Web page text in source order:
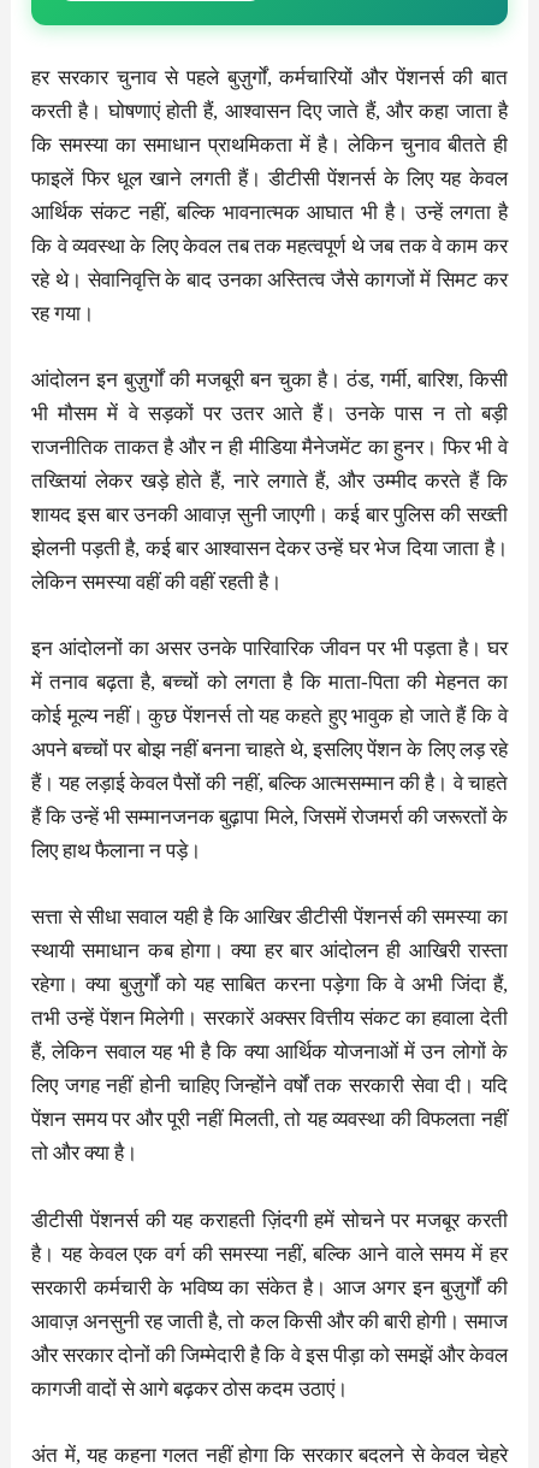
हर सरकार चुनाव से पहले बुज़ुर्गों, कर्मचारियों और पेंशनर्स की बात
करती है। घोषणाएं होती हैं, आश्वासन दिए जाते हैं, और कहा जाता है
कि समस्या का समाधान प्राथमिकता में है। लेकिन चुनाव बीतते ही
फाइलें फिर धूल खाने लगती हैं। डीटीसी पेंशनर्स के लिए यह केवल
आर्थिक संकट नहीं, बल्कि भावनात्मक आघात भी है। उन्हें लगता है
कि वे व्यवस्था के लिए केवल तब तक महत्वपूर्ण थे जब तक वे काम कर
रहे थे। सेवानिवृत्ति के बाद उनका अस्तित्व जैसे कागजों में सिमट कर
रह गया।
आंदोलन इन बुज़ुर्गों की मजबूरी बन चुका है। ठंड, गर्मी, बारिश, किसी
भी मौसम में वे सड़कों पर उतर आते हैं। उनके पास न तो बड़ी
राजनीतिक ताकत है और न ही मीडिया मैनेजमेंट का हुनर। फिर भी वे
तख्तियां लेकर खड़े होते हैं, नारे लगाते हैं, और उम्मीद करते हैं कि
शायद इस बार उनकी आवाज़ सुनी जाएगी। कई बार पुलिस की सख्ती
झेलनी पड़ती है, कई बार आश्वासन देकर उन्हें घर भेज दिया जाता है।
लेकिन समस्या वहीं की वहीं रहती है।
इन आंदोलनों का असर उनके पारिवारिक जीवन पर भी पड़ता है। घर
में तनाव बढ़ता है, बच्चों को लगता है कि माता-पिता की मेहनत का
कोई मूल्य नहीं। कुछ पेंशनर्स तो यह कहते हुए भावुक हो जाते हैं कि वे
अपने बच्चों पर बोझ नहीं बनना चाहते थे, इसलिए पेंशन के लिए लड़ रहे
हैं। यह लड़ाई केवल पैसों की नहीं, बल्कि आत्मसम्मान की है। वे चाहते
हैं कि उन्हें भी सम्मानजनक बुढ़ापा मिले, जिसमें रोजमर्रा की जरूरतों के
लिए हाथ फैलाना न पड़े।
सत्ता से सीधा सवाल यही है कि आखिर डीटीसी पेंशनर्स की समस्या का
स्थायी समाधान कब होगा। क्या हर बार आंदोलन ही आखिरी रास्ता
रहेगा। क्या बुज़ुर्गों को यह साबित करना पड़ेगा कि वे अभी जिंदा हैं,
तभी उन्हें पेंशन मिलेगी। सरकारें अक्सर वित्तीय संकट का हवाला देती
हैं, लेकिन सवाल यह भी है कि क्या आर्थिक योजनाओं में उन लोगों के
लिए जगह नहीं होनी चाहिए जिन्होंने वर्षों तक सरकारी सेवा दी। यदि
पेंशन समय पर और पूरी नहीं मिलती, तो यह व्यवस्था की विफलता नहीं
तो और क्या है।
डीटीसी पेंशनर्स की यह कराहती ज़िंदगी हमें सोचने पर मजबूर करती
है। यह केवल एक वर्ग की समस्या नहीं, बल्कि आने वाले समय में हर
सरकारी कर्मचारी के भविष्य का संकेत है। आज अगर इन बुज़ुर्गों की
आवाज़ अनसुनी रह जाती है, तो कल किसी और की बारी होगी। समाज
और सरकार दोनों की जिम्मेदारी है कि वे इस पीड़ा को समझें और केवल
कागजी वादों से आगे बढ़कर ठोस कदम उठाएं।
अंत में, यह कहना गलत नहीं होगा कि सरकार बदलने से केवल चेहरे